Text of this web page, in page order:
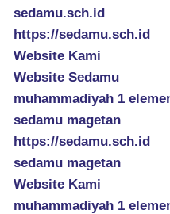
sedamu.sch.id
https://sedamu.sch.id
Website Kami
Website Sedamu
muhammadiyah 1
sedamu magetan
https://sedamu.sch.id
sedamu magetan
Website Kami
muhammadiyah 1